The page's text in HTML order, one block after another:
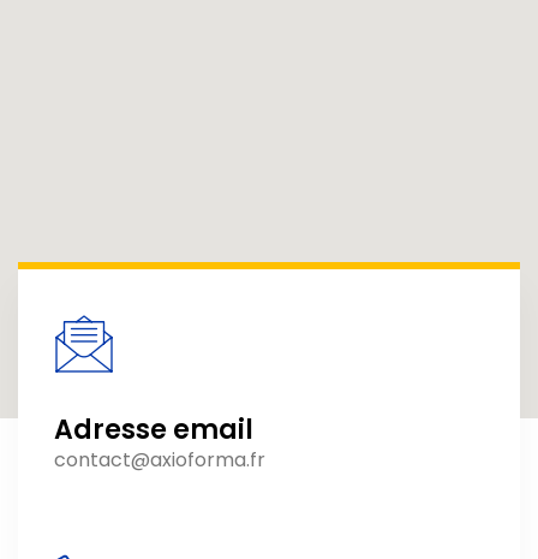
Adresse email
contact@axioforma.fr